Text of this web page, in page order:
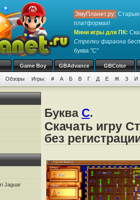
ЭмуПланет.ру: Старые
платформах!
Мини игры для ПК:
Стрелки фараона
буква "С"
Game Boy GBAdvance GBColor
Обзоры Игры: # А Б В Г Д Е Ж З И
Jaguar
Буква С.
Скачать игру
без